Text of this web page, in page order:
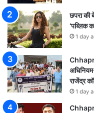
छपरा की
‘पब्लिक
1 day
राजेंद्र
1 day